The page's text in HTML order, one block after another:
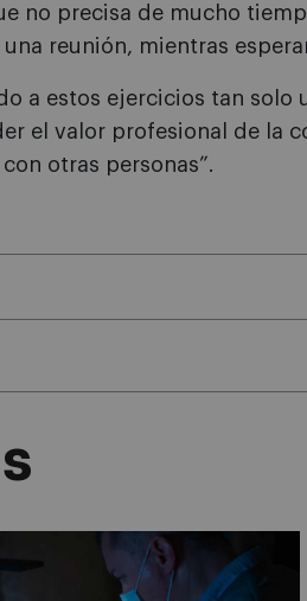
no precisa de mucho
una reunión, mientras
a estos ejercicios tan
el valor profesional de la
otras personas”.